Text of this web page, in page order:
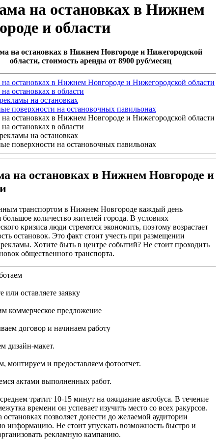
на остановках в Нижнем
и области
на остановках в Нижнем Новгороде и Нижегородской
области, стоимость аренды от 8900 руб/месяц
на остановках в Нижнем Новгороде и
транспортом в Нижнем Новгороде каждый день
большое количество жителей города. В условиях
кризиса люди стремятся экономить, поэтому возрастает
остановок. Это факт стоит учесть при размещении
Хотите быть в центре событий? Не стоит проходить
общественного транспорта.
или оставляете заявку
коммерческое предложение
договор и начинаем работу
дизайн-макет.
монтируем и предоставляем фотоотчет.
актами выполненных работ.
тратит 10-15 минут на ожидание автобуса. В течение
времени он успевает изучить место со всех ракурсов.
остановках позволяет донести до желаемой аудитории
информацию. Не стоит упускать возможность быстро и
рекламную кампанию.